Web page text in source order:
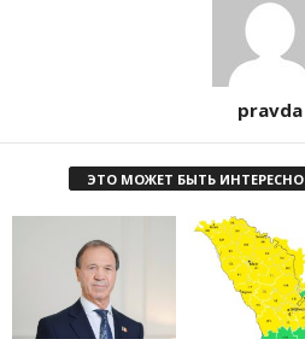
pravda
ЭТО МОЖЕТ БЫТЬ ИНТЕРЕСНО